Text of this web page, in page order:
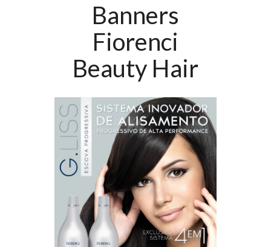
Banners
Fiorenci
Beauty Hair